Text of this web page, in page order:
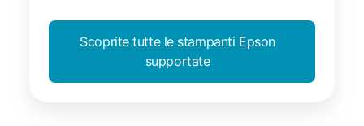
Scoprite tutte le stampanti Epson
supportate